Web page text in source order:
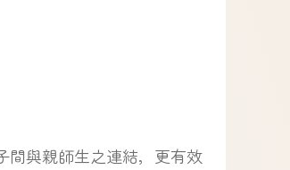
間與親師生之連結，更有效